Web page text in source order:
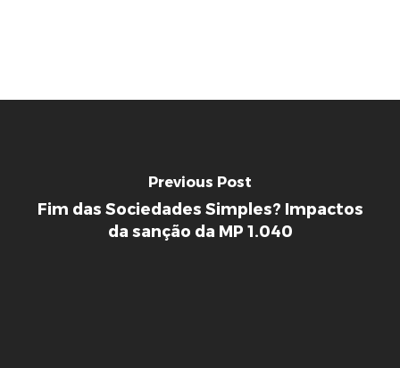
Previous Post
Fim das Sociedades Simples? Impactos
da sanção da MP 1.040